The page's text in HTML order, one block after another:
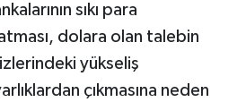
sıkı para
dolara olan talebin
yükseliş
çıkmasına neden